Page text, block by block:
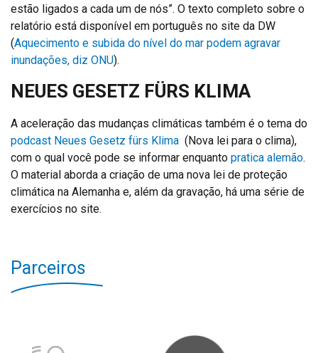
estão ligados a cada um de nós”. O texto completo sobre o
relatório está disponível em português no site da DW
(Aquecimento e subida do nível do mar podem agravar
inundações, diz ONU).
NEUES GESETZ FÜRS KLIMA
A aceleração das mudanças climáticas também é o tema do
podcast Neues Gesetz fürs Klima (Nova lei para o clima),
com o qual você pode se informar enquanto pratica alemão.
O material aborda a criação de uma nova lei de proteção
climática na Alemanha e, além da gravação, há uma série de
exercícios no site.
Parceiros